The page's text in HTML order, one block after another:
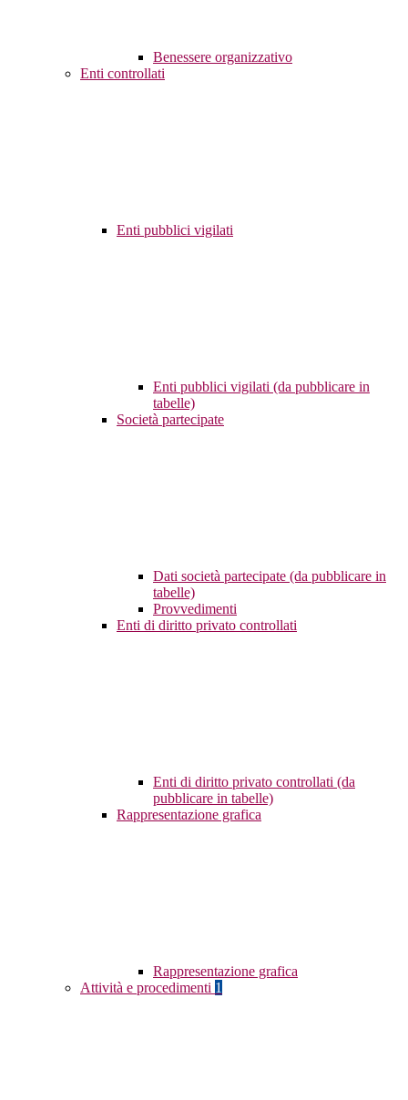
Benessere organizzativo
Enti controllati
Enti pubblici vigilati
Enti pubblici vigilati (da pubblicare in
tabelle)
Società partecipate
Dati società partecipate (da pubblicare in
tabelle)
Provvedimenti
Enti di diritto privato controllati
Enti di diritto privato controllati (da
pubblicare in tabelle)
Rappresentazione grafica
Rappresentazione grafica
Attività e procedimenti 1